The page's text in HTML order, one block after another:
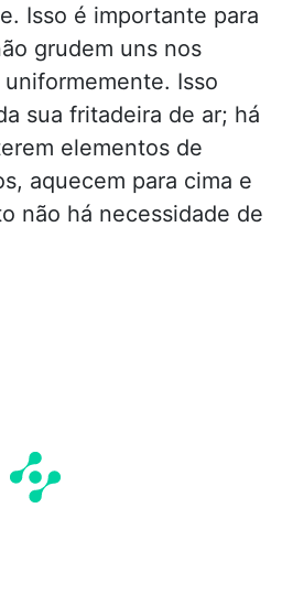
Isso é importante para
grudem uns nos
Isso
sua fritadeira de ar; há
elementos de
aquecem para cima e
não há necessidade de